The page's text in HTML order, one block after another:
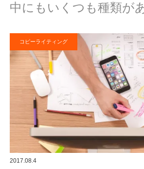
中にもいくつも種類が
コピーライティング
2017.08.4